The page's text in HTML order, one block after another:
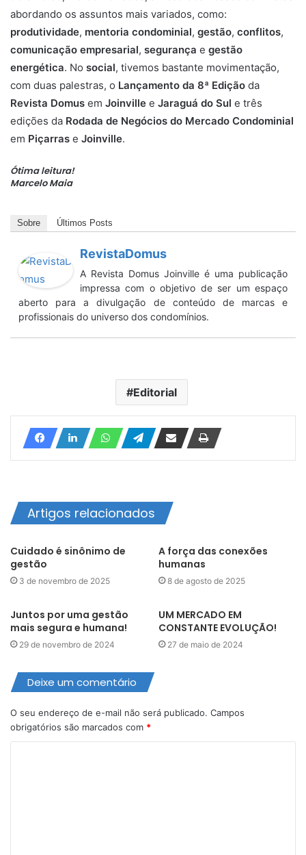
abordando os assuntos mais variados, como:
produtividade, mentoria condominial, gestão, conflitos,
comunicação empresarial, segurança e gestão
energética. No social, tivemos bastante movimentação,
com duas palestras, o Lançamento da 8ª Edição da
Revista Domus em Joinville e Jaraguá do Sul e três
edições da Rodada de Negócios do Mercado Condominial
em Piçarras e Joinville.
Ótima leitura!
Marcelo Maia
Sobre Últimos Posts
RevistaDomus
A Revista Domus Joinville é uma publicação
impressa com o objetivo de ser um espaço
aberto para a divulgação de conteúdo de marcas e
profissionais do universo dos condomínios.
Editorial
Artigos relacionados
Cuidado é sinônimo de
gestão
3 de novembro de 2025
A força das conexões
humanas
8 de agosto de 2025
Juntos por uma gestão
mais segura e humana!
29 de novembro de 2024
UM MERCADO EM
CONSTANTE EVOLUÇÃO!
27 de maio de 2024
Deixe um comentário
O seu endereço de e-mail não será publicado. Campos
obrigatórios são marcados com *